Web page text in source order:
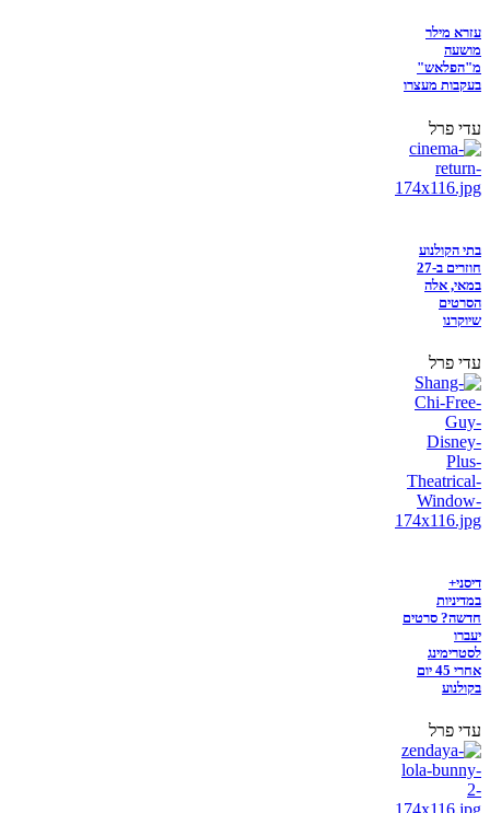
עזרא מילר
מושעה
מ"הפלאש"
בעקבות מעצרו
עדי פרל
בתי הקולנוע
חוזרים ב-27
במאי, אלה
הסרטים
שיוקרנו
עדי פרל
דיסני+
במדיניות
חדשה? סרטים
יעברו
לסטרימינג
אחרי 45 יום
בקולנוע
עדי פרל